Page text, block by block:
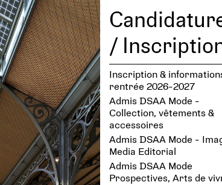
/
Inscription &
rentrée 2026-2027
Admis DSAA Mode -
Collection, vêtements &
accessoires
Admis DSAA Mode -
Media Editorial
Admis DSAA Mode
Prospectives, Arts de